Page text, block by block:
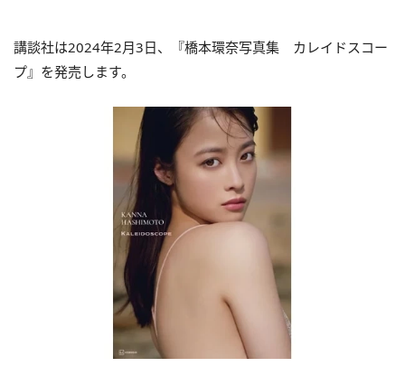
講談社は2024年2月3日、『橋本環奈写真集 カレイドスコー
プ』を発売します。